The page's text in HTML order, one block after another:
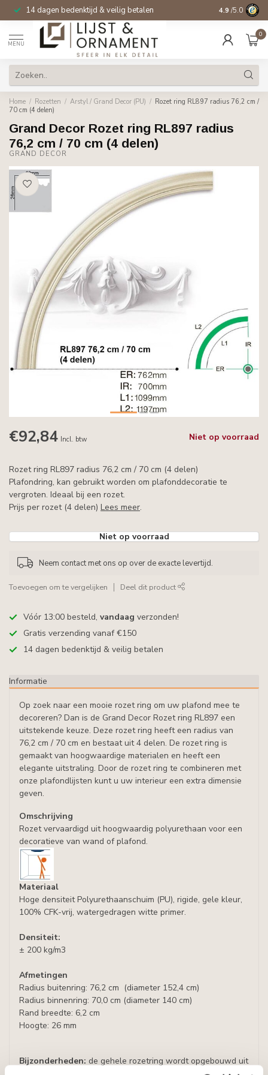
14 dagen bedenktijd & veilig betalen 4.9 /5.0
MENU
0
Home / Rozetten / Arstyl / Grand Decor (PU) / Rozet ring RL897 radius 76,2 cm /
70 cm (4 delen)
Grand Decor Rozet ring RL897 radius
76,2 cm / 70 cm (4 delen)
GRAND DECOR
€92,84 Incl. btw Niet op voorraad
Rozet ring RL897 radius 76,2 cm / 70 cm (4 delen)
Plafondring, kan gebruikt worden om plafonddecoratie te
vergroten. Ideaal bij een rozet.
Prijs per rozet (4 delen) Lees meer.
Niet op voorraad
Neem contact met ons op over de exacte levertijd.
Toevoegen om te vergelijken Deel dit product
Vóór 13:00 besteld, vandaag verzonden!
Gratis verzending vanaf €150
14 dagen bedenktijd & veilig betalen
Informatie
Op zoek naar een mooie rozet ring om uw plafond mee te
decoreren? Dan is de Grand Decor Rozet ring RL897 een
uitstekende keuze. Deze rozet ring heeft een radius van
76,2 cm / 70 cm en bestaat uit 4 delen. De rozet ring is
gemaakt van hoogwaardige materialen en heeft een
elegante uitstraling. Door de rozet ring te combineren met
onze plafondlijsten kunt u uw interieur een extra dimensie
geven.
Omschrijving
Rozet vervaardigd uit hoogwaardig polyurethaan voor een
decoratieve van wand of plafond.
Materiaal
Hoge densiteit Polyurethaanschuim (PU), rigide, gele kleur,
100% CFK-vrij, watergedragen witte primer.
Densiteit:
± 200 kg/m3
Afmetingen
Radius buitenring: 76,2 cm (diameter 152,4 cm)
Radius binnenring: 70,0 cm (diameter 140 cm)
Rand breedte: 6,2 cm
Hoogte: 26 mm
Bijzonderheden: de gehele rozetring wordt opgebouwd uit